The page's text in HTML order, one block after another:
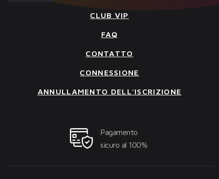
CLUB VIP
FAQ
CONTATTO
CONNESSIONE
ANNULLAMENTO DELL'ISCRIZIONE
Pagamento
sicuro al 100%